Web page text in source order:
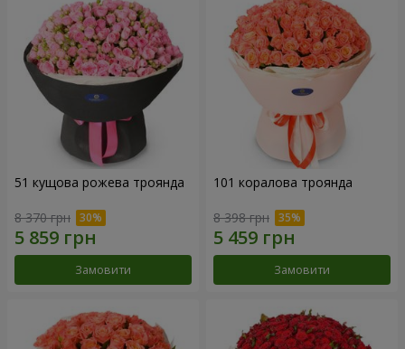
51 кущова рожева троянда
8 370 грн
Замовити
101 коралова троянда
8 398 грн
Замовити